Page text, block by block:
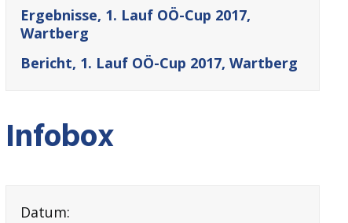
Ergebnisse, 1. Lauf OÖ-Cup 2017,
Wartberg
Bericht, 1. Lauf OÖ-Cup 2017, Wartberg
Infobox
Datum: